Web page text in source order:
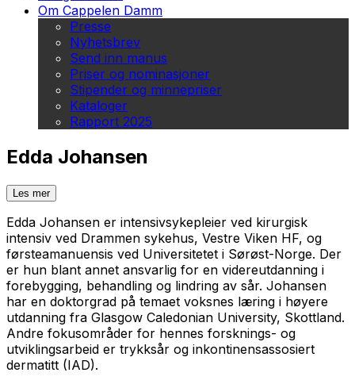
Om Cappelen Damm
Presse
Nyhetsbrev
Send inn manus
Priser og nominasjoner
Stipender og minnepriser
Kataloger
Rapport 2025
Edda Johansen
Les mer
Edda Johansen er intensivsykepleier ved kirurgisk
intensiv ved Drammen sykehus, Vestre Viken HF, og
førsteamanuensis ved Universitetet i Sørøst-Norge. Der
er hun blant annet ansvarlig for en videreutdanning i
forebygging, behandling og lindring av sår. Johansen
har en doktorgrad på temaet voksnes læring i høyere
utdanning fra Glasgow Caledonian University, Skottland.
Andre fokusområder for hennes forsknings- og
utviklingsarbeid er trykksår og inkontinensassosiert
dermatitt (IAD).